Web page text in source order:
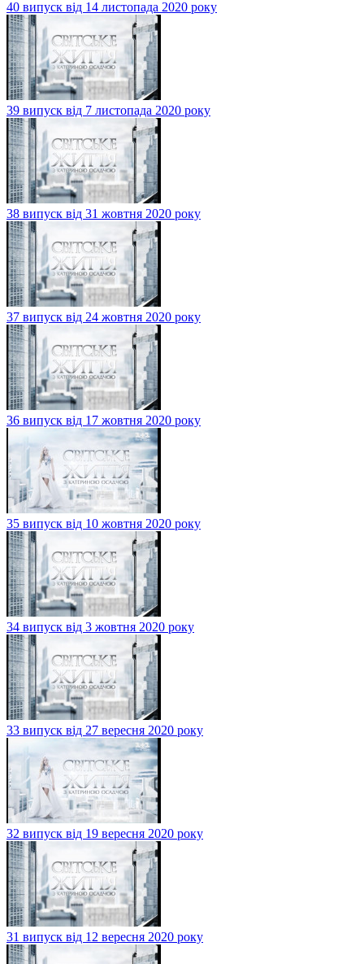
40 випуск від 14 листопада 2020 року
39 випуск від 7 листопада 2020 року
38 випуск від 31 жовтня 2020 року
37 випуск від 24 жовтня 2020 року
36 випуск від 17 жовтня 2020 року
35 випуск від 10 жовтня 2020 року
34 випуск від 3 жовтня 2020 року
33 випуск від 27 вересня 2020 року
32 випуск від 19 вересня 2020 року
31 випуск від 12 вересня 2020 року